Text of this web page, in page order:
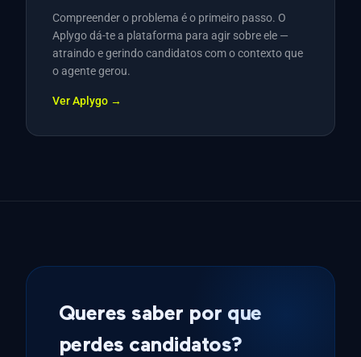
Compreender o problema é o primeiro passo. O
Aplygo dá-te a plataforma para agir sobre ele —
atraindo e gerindo candidatos com o contexto que
o agente gerou.
Ver Aplygo →
Queres saber por que
perdes candidatos?